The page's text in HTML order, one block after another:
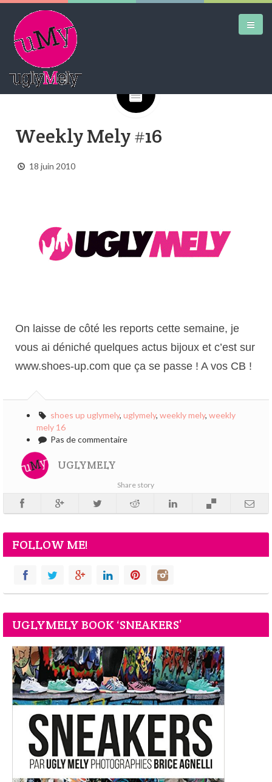
AIRTRAINERPEDIA
CONTACT
Google+
Weekly Mely #16
18 juin 2010
On laisse de côté les reports cette semaine, je
vous ai déniché quelques actus bijoux et c’est sur
www.shoes-up.com que ça se passe ! A vos CB !
shoes up uglymely, uglymely, weekly mely, weekly
mely 16
Pas de commentaire
UGLYMELY
Share story
FOLLOW ME!
UGLYMELY BOOK ‘SNEAKERS’